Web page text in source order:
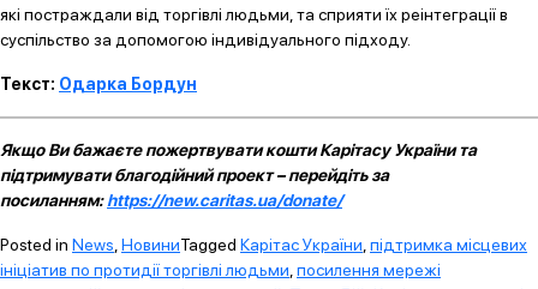
які постраждали від торгівлі людьми, та сприяти їх реінтеграції в
суспільство за допомогою індивідуального підходу.
Текст: Одарка Бордун
Якщо Ви бажаєте пожертвувати кошти Карітасу України та
підтримувати благодійний проект – перейдіть за
посиланням:https://new.caritas.ua/donate/
Posted in News НовиниTagged Карітас України підтримка місцевих
ініціатив по протидії торгівлі людьми посилення мережі